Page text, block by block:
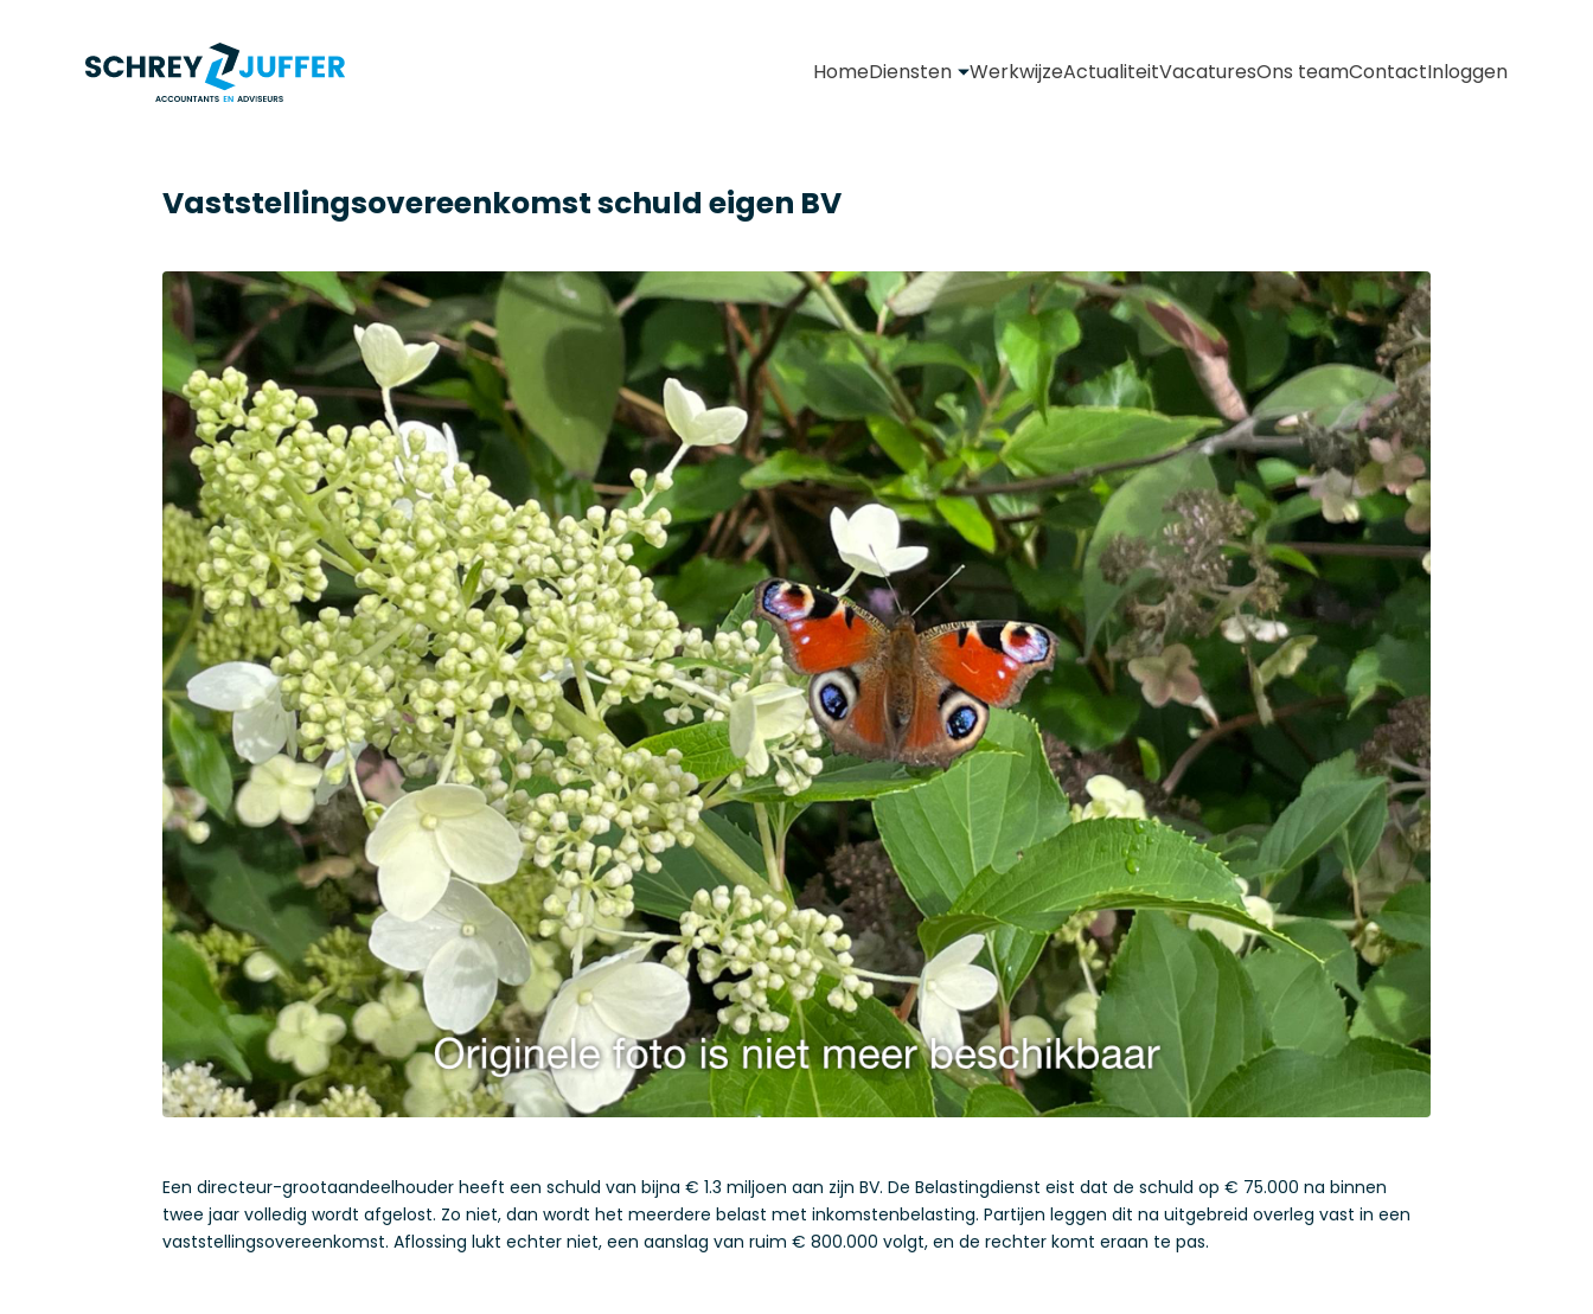
HomeDiensten WerkwijzeActualiteitVacaturesOns teamContactInloggen
Vaststellingsovereenkomst schuld eigen BV
Een directeur-grootaandeelhouder heeft een schuld van bijna € 1.3 miljoen aan zijn BV. De Belastingdienst eist dat de schuld op € 75.000 na binnen
twee jaar volledig wordt afgelost. Zo niet, dan wordt het meerdere belast met inkomstenbelasting. Partijen leggen dit na uitgebreid overleg vast in een
vaststellingsovereenkomst. Aflossing lukt echter niet, een aanslag van ruim € 800.000 volgt, en de rechter komt eraan te pas.